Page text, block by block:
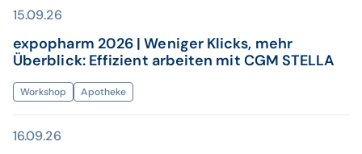
15.09.26
expopharm 2026 | Weniger Klicks, mehr
Überblick: Effizient arbeiten mit CGM STELLA
Workshop Apotheke
16.09.26